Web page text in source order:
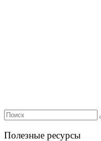
Полезные ресурсы